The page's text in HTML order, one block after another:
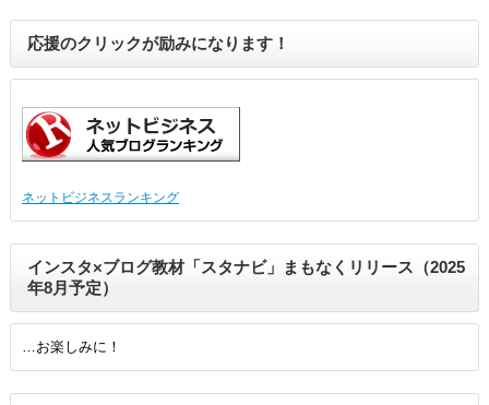
応援のクリックが励みになります！
ネットビジネスランキング
インスタ×ブログ教材「スタナビ」まもなくリリース（2025
年8月予定）
…お楽しみに！